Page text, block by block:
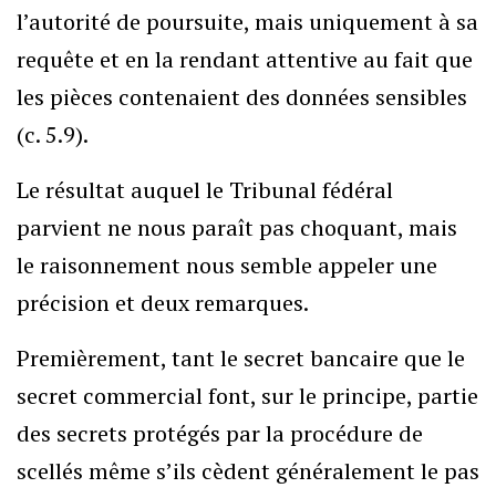
l’autorité de poursuite, mais uniquement à sa
requête et en la rendant attentive au fait que
les pièces contenaient des données sensibles
(c. 5.9).
Le résultat auquel le Tribunal fédéral
parvient ne nous paraît pas choquant, mais
le raisonnement nous semble appeler une
précision et deux remarques.
Premièrement, tant le secret bancaire que le
secret commercial font, sur le principe, partie
des secrets protégés par la procédure de
scellés même s’ils cèdent généralement le pas